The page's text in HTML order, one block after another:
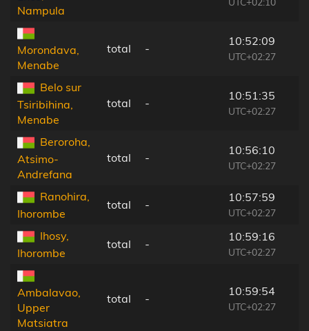
Nampula
Morondava,
Menabe
total -
10:52:09
UTC+02:27
Belo sur
Tsiribihina,
Menabe
total -
10:51:35
UTC+02:27
Beroroha,
Atsimo-
Andrefana
total -
10:56:10
UTC+02:27
Ranohira,
Ihorombe
total -
10:57:59
UTC+02:27
Ihosy,
Ihorombe
total -
10:59:16
UTC+02:27
Ambalavao,
Upper
Matsiatra
total -
10:59:54
UTC+02:27